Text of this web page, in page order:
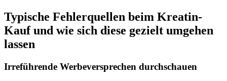
Typische Fehlerquellen beim Kreatin-
Kauf und wie sich diese gezielt umgehen
lassen
Irreführende Werbeversprechen durchschauen